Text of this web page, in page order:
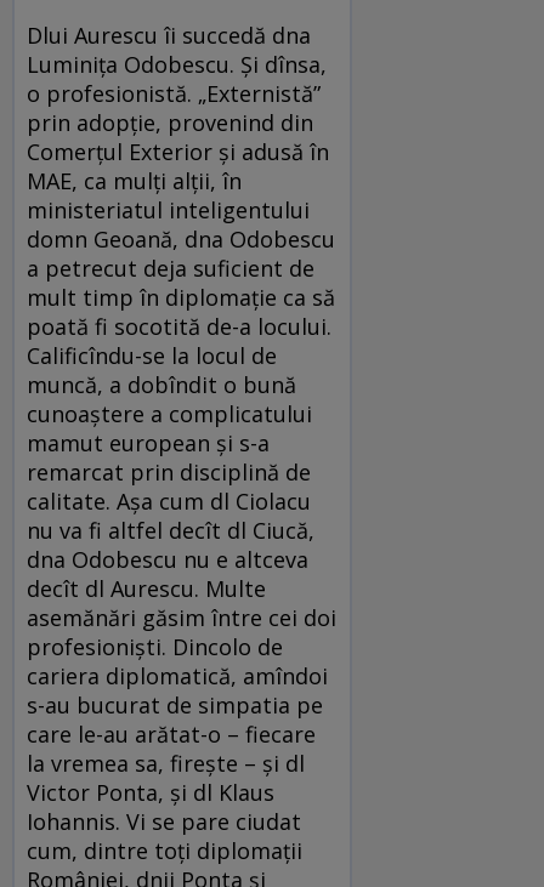
Dlui Aurescu îi succedă dna
Luminița Odobescu. Și dînsa,
o profesionistă. „Externistă”
prin adopție, provenind din
Comerțul Exterior și adusă în
MAE, ca mulți alții, în
ministeriatul inteligentului
domn Geoană, dna Odobescu
a petrecut deja suficient de
mult timp în diplomație ca să
poată fi socotită de-a locului.
Calificîndu-se la locul de
muncă, a dobîndit o bună
cunoaștere a complicatului
mamut european și s-a
remarcat prin disciplină de
calitate. Așa cum dl Ciolacu
nu va fi altfel decît dl Ciucă,
dna Odobescu nu e altceva
decît dl Aurescu. Multe
asemănări găsim între cei doi
profesioniști. Dincolo de
cariera diplomatică, amîndoi
s-au bucurat de simpatia pe
care le-au arătat-o – fiecare
la vremea sa, firește – și dl
Victor Ponta, și dl Klaus
Iohannis. Vi se pare ciudat
cum, dintre toți diplomații
României, dnii Ponta și